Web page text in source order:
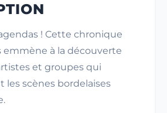
! Cette chronique
emmène à la découverte
et groupes qui
les scènes bordelaises